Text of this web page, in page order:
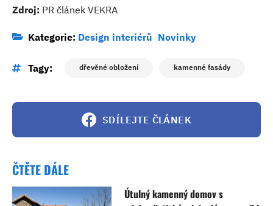
Zdroj: PR článek VEKRA
Kategorie: Design interiérů Novinky
Tagy: dřevěné obložení kamenné fasády
SDÍLEJTE ČLÁNEK
ČTĚTE DÁLE
Útulný kamenný domov s